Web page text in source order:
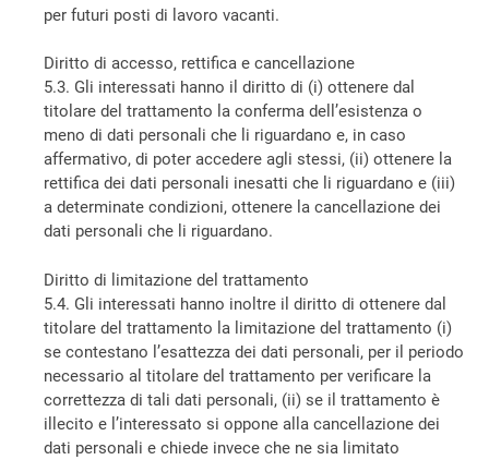
per futuri posti di lavoro vacanti.
Diritto di accesso, rettifica e cancellazione
5.3. Gli interessati hanno il diritto di (i) ottenere dal
titolare del trattamento la conferma dell’esistenza o
meno di dati personali che li riguardano e, in caso
affermativo, di poter accedere agli stessi, (ii) ottenere la
rettifica dei dati personali inesatti che li riguardano e (iii)
a determinate condizioni, ottenere la cancellazione dei
dati personali che li riguardano.
Diritto di limitazione del trattamento
5.4. Gli interessati hanno inoltre il diritto di ottenere dal
titolare del trattamento la limitazione del trattamento (i)
se contestano l’esattezza dei dati personali, per il periodo
necessario al titolare del trattamento per verificare la
correttezza di tali dati personali, (ii) se il trattamento è
illecito e l’interessato si oppone alla cancellazione dei
dati personali e chiede invece che ne sia limitato